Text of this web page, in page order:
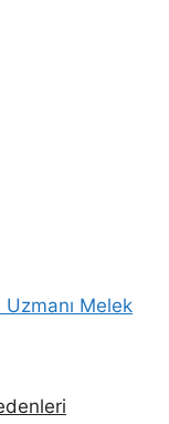
Uzmanı Melek